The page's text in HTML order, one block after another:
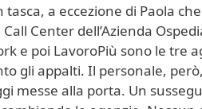
a eccezione di Paola
Center dell’Azienda
e poi LavoroPiù sono le tre
gli appalti. Il personale,
messe alla porta. Un